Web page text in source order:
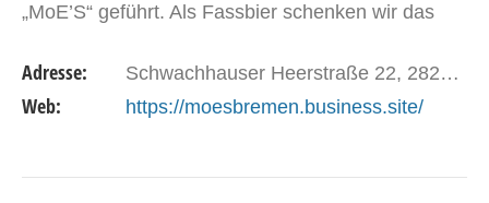
„MoE’S“ geführt. Als Fassbier schenken wir das
Adresse: Schwachhauser Heerstraße 22, 28209 Bremen
Web: https://moesbremen.business.site/